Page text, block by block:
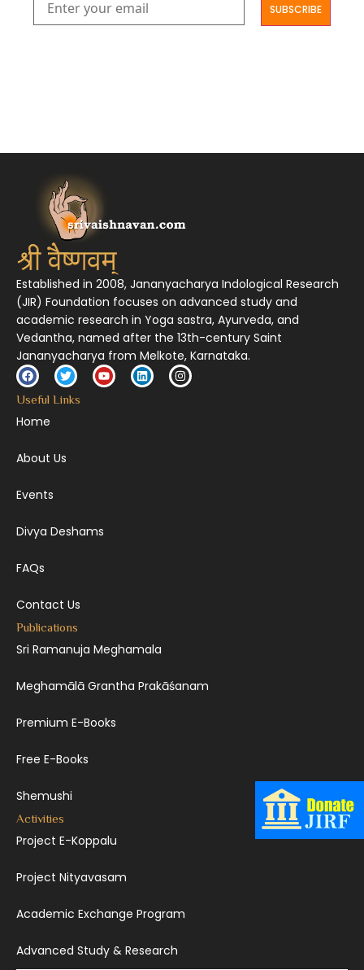
Established in 2008, Jananyacharya Indological Research
(JIR) Foundation focuses on advanced study and
academic research in Yoga sastra, Ayurveda, and
Vedantha, named after the 13th-century Saint
Jananyacharya from Melkote, Karnataka.
Useful Links
Home
About Us
Events
Divya Deshams
FAQs
Contact Us
Publications
Sri Ramanuja Meghamala
Meghamālā Grantha Prakāśanam
Premium E-Books
Free E-Books
Shemushi
Activities
Project E-Koppalu
Project Nityavasam
Academic Exchange Program
Advanced Study & Research